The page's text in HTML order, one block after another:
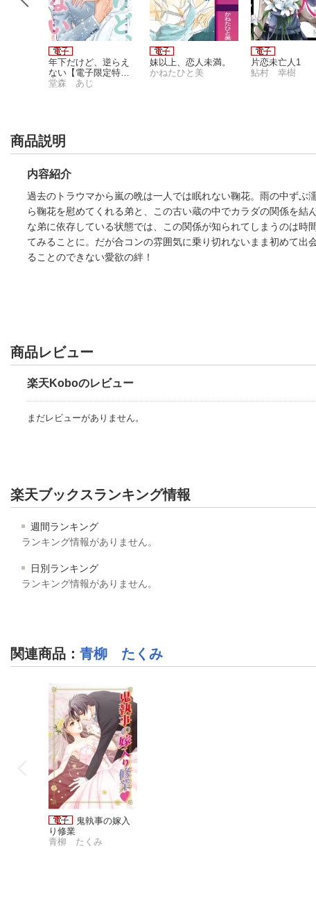
年下だけど、逆らえ
ない【電子限定特典
つき】
堂森 あじ
妹以上、恋人未満。
かねたひと美
片恋未亡人1
鮎村 幸樹
商品説明
内容紹介
過去のトラウマから嵐の晩は一人では眠れない鞠花。雨の中ず
ら鞠花を慰めてくれる弟と、この古い蔵の中でカラダの関係を
な弟に依存している状態では、この関係が知られてしまうのは
てみることに。だが合コンの雰囲気に乗り切れないまま初めて
ることのできない愛欲の絆！
商品レビュー
楽天Koboのレビュー
まだレビューがありません。
楽天ブックスランキング情報
週間ランキング
ランキング情報がありません。
日別ランキング
ランキング情報がありません。
関連商品 ： 青柳 たくみ
鬼執事の嫁入
り修業
青柳 たくみ